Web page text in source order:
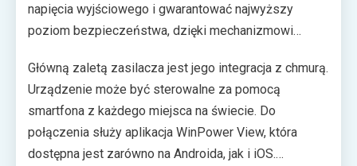
napięcia wyjściowego i gwarantować najwyższy
poziom bezpieczeństwa, dzięki mechanizmowi
się sprawnością na poziomie 100% i oferuje moc
czynną 15000 W. UPS posiada wbudowany bypass
serwisowy i wyróżnia się zerowym czasem
przełączania w tryb awaryjny.
Główną zaletą zasilacza jest jego integracja z chmurą.
Urządzenie może być sterowalne za pomocą
smartfona z każdego miejsca na świecie. Do
połączenia służy aplikacja WinPower View, która
dostępna jest zarówno na Androida, jak i iOS.